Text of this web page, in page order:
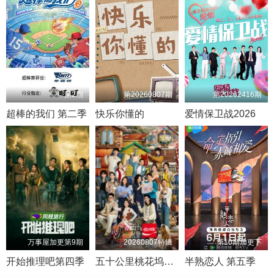
第2期
超棒的我们 第二季
第20260807期
快乐你懂的
第20262416期
爱情保卫战2026
万事屋加更第9期
开始推理吧第四季
20260807特辑
五十公里桃花坞第6季
第10期加更下
半熟恋人 第五季